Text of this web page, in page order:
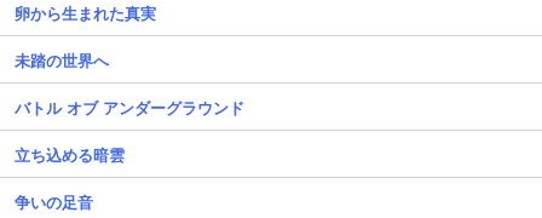
卵から生まれた真実
未踏の世界へ
バトル オブ アンダーグラウンド
立ち込める暗雲
争いの足音